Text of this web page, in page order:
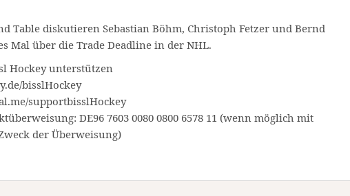
Table diskutieren Sebastian Böhm, Christoph Fetzer und Bernd
Mal über die Trade Deadline in der NHL.
Hockey unterstützen
bisslHockey
supportbisslHockey
DE96 7603 0080 0800 6578 11 (wenn möglich mit
der Überweisung)